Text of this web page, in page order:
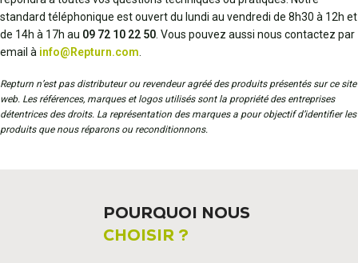
standard téléphonique est ouvert du lundi au vendredi de 8h30 à 12h et
de 14h à 17h au 09 72 10 22 50 . Vous pouvez aussi nous contactez par
email à info@Repturn.com
Repturn n’est pas distributeur ou revendeur agréé des produits présentés sur ce site
web. Les références, marques et logos utilisés sont la propriété des entreprises
détentrices des droits. La représentation des marques a pour objectif d’identifier les
produits que nous réparons ou reconditionnons.
POURQUOI NOUS
CHOISIR ?